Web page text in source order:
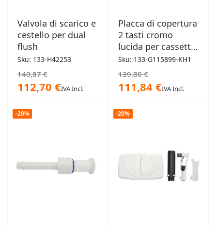
Valvola di scarico e
cestello per dual
flush
Sku: 133-H42253
140,87 €
112,70 €IVA Incl.
Placca di copertura
2 tasti cromo
lucida per cassetta
di scarico Geberit
110700 new
Sku: 133-G115899-KH1
139,80 €
111,84 €IVA Incl.
-20% -20%